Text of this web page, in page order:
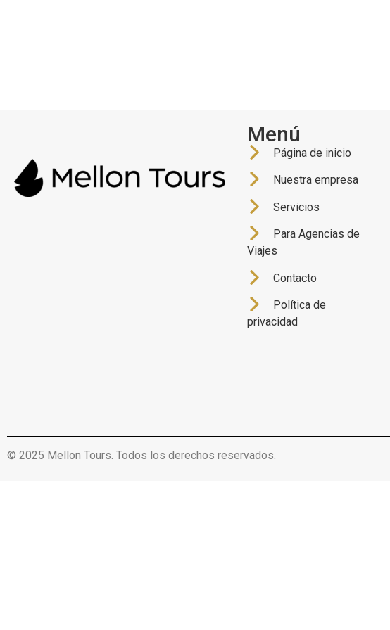
Menú
Página de inicio
Nuestra empresa
Servicios
Para Agencias de
Viajes
Contacto
Política de
privacidad
© 2025 Mellon Tours. Todos los derechos reservados.